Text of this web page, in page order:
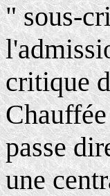
" sous-
critique
passe
une